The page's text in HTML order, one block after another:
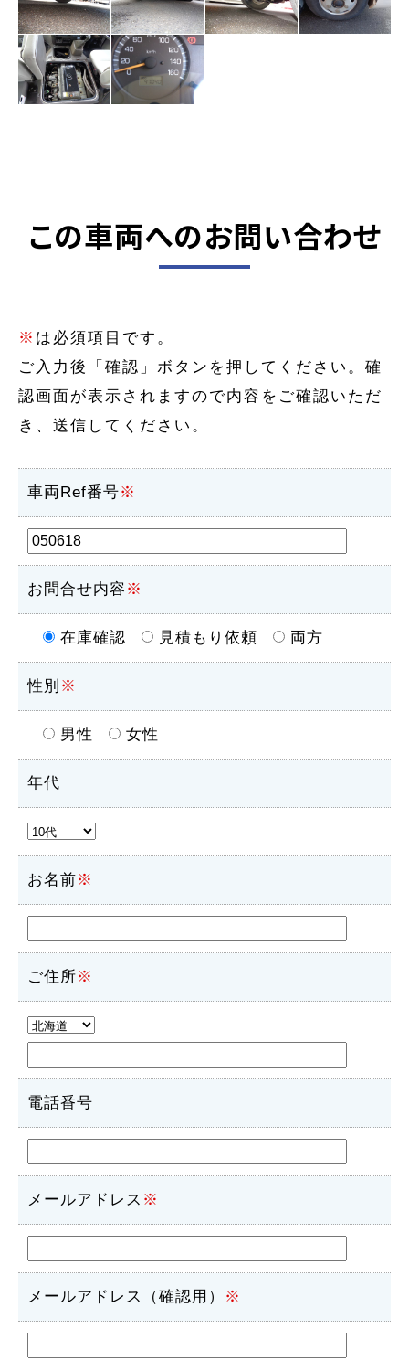
この車両へのお問い合わせ
※ は必須項目です。
ご入力後「確認」ボタンを押してください。確
認画面が表示されますので内容をご確認いただ
き、送信してください。
車両Ref番号※
お問合せ内容 ※
在庫確認 見積もり依頼 両方
性別 ※
男性 女性
年代
お名前※
ご住所※
電話番号
メールアドレス ※
メールアドレス（確認用） ※